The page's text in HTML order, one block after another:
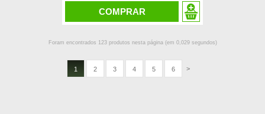
COMPRAR
Foram encontrados 123produtos nesta página (em 0,029segundos)
1 2 3 4 5 6 >